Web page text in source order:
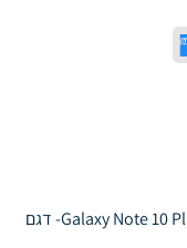
Express
Galaxy Note 10 Plus- דגם